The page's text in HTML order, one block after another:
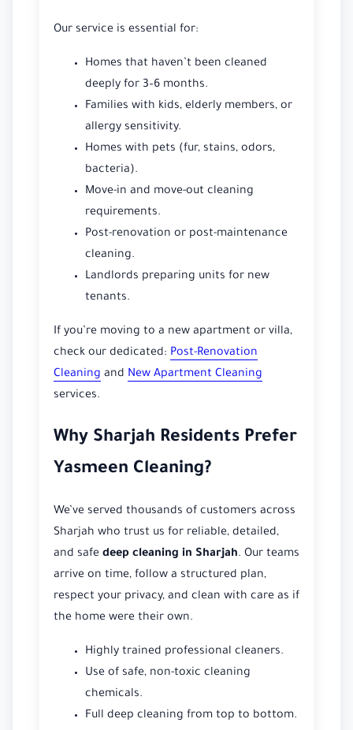
Our service is essential for:
Homes that haven’t been cleaned
deeply for 3–6 months.
Families with kids, elderly members, or
allergy sensitivity.
Homes with pets (fur, stains, odors,
bacteria).
Move-in and move-out cleaning
requirements.
Post-renovation or post-maintenance
cleaning.
Landlords preparing units for new
tenants.
If you’re moving to a new apartment or villa,
check our dedicated: Post-Renovation
Cleaning and New Apartment Cleaning
services.
Why Sharjah Residents Prefer
Yasmeen Cleaning?
We’ve served thousands of customers across
Sharjah who trust us for reliable, detailed,
and safe deep cleaning in Sharjah. Our teams
arrive on time, follow a structured plan,
respect your privacy, and clean with care as if
the home were their own.
Highly trained professional cleaners.
Use of safe, non-toxic cleaning
chemicals.
Full deep cleaning from top to bottom.